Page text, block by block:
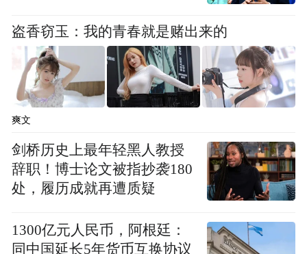
盗香窃玉：我的青春就是赌出来的
爽文
剑桥历史上最年轻黑人教授
辞职！博士论文被指抄袭180
处，履历成就再遭质疑
1300亿元人民币，阿根廷：
同中国延长5年货币互换协议